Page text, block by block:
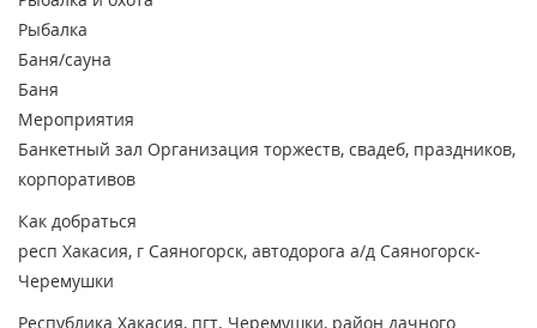
Рыбалка
Баня/сауна
Баня
Мероприятия
Банкетный зал Организация торжеств, свадеб, праздников,
корпоративов
Как добраться
респ Хакасия, г Саяногорск, автодорога а/д Саяногорск-
Черемушки
Республика Хакасия, пгт. Черемушки, район дачного